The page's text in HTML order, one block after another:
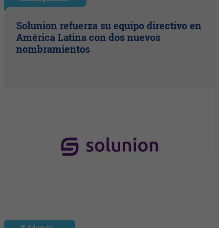
Solunion refuerza su equipo directivo en
América Latina con dos nuevos
nombramientos